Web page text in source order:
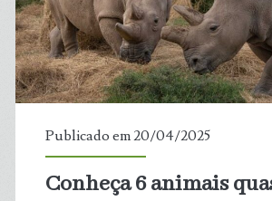
de
abril
de
2025</span>
Publicado em 20/04/2025
Conheça 6 animais